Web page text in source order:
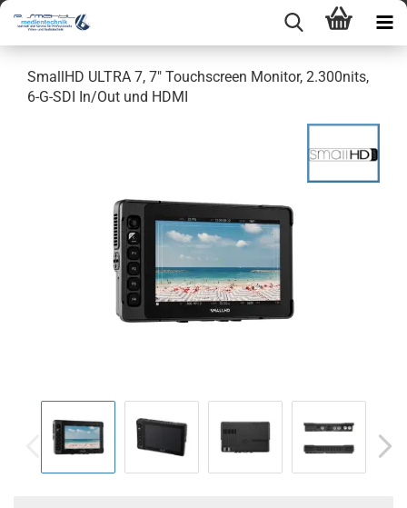
SmallHD ULTRA 7, 7" Touchscreen Monitor, 2.300nits,
6-G-SDI In/Out und HDMI